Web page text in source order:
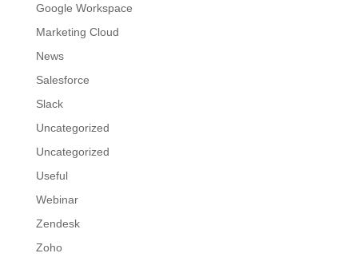
Google Workspace
Marketing Cloud
News
Salesforce
Slack
Uncategorized
Uncategorized
Useful
Webinar
Zendesk
Zoho